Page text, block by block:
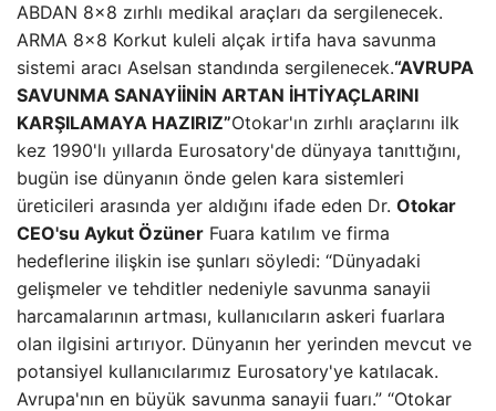
ABDAN 8×8 zırhlı medikal araçları da sergilenecek.
ARMA 8×8 Korkut kuleli alçak irtifa hava savunma
sistemi aracı Aselsan standında sergilenecek.“AVRUPA
SAVUNMA SANAYİİNİN ARTAN İHTİYAÇLARINI
KARŞILAMAYA HAZIRIZ”Otokar'ın zırhlı araçlarını ilk
kez 1990'lı yıllarda Eurosatory'de dünyaya tanıttığını,
bugün ise dünyanın önde gelen kara sistemleri
üreticileri arasında yer aldığını ifade eden Dr. Otokar
CEO'su Aykut Özüner Fuara katılım ve firma
hedeflerine ilişkin ise şunları söyledi: “Dünyadaki
gelişmeler ve tehditler nedeniyle savunma sanayii
harcamalarının artması, kullanıcıların askeri fuarlara
olan ilgisini artırıyor. Dünyanın her yerinden mevcut ve
potansiyel kullanıcılarımız Eurosatory'ye katılacak.
Avrupa'nın en büyük savunma sanayii fuarı.” “Otokar